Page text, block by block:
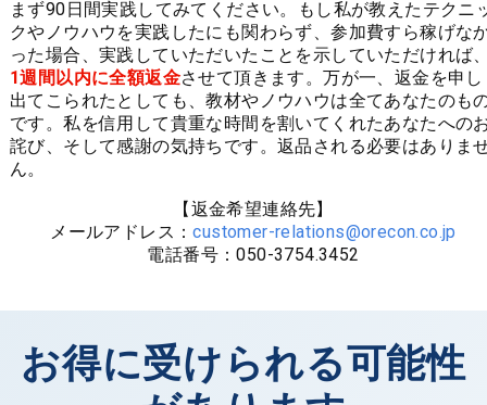
まず90日間実践してみてください。もし私が教えたテクニ
クやノウハウを実践したにも関わらず、参加費すら稼げな
った場合、実践していただいたことを示していただければ
1週間以内に全額返金させて頂きます。万が一、返金を申し
出てこられたとしても、教材やノウハウは全てあなたのも
です。私を信用して貴重な時間を割いてくれたあなたへの
詫び、そして感謝の気持ちです。返品される必要はありま
ん。
【返金希望連絡先】
メールアドレス：customer-relations@orecon.co.jp
電話番号：050-3754.3452
お得に受けられる可能性